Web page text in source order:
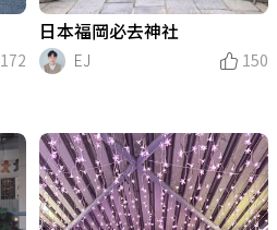
172
日本福岡必去神社
EJ
150